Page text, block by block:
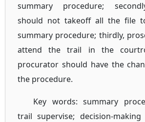
summary procedure;
should not takeoff all the file
summary procedure; thirdly,
attend the trail in the
procurator should have the
the procedure.
Key words: summary
trail supervise; decision-